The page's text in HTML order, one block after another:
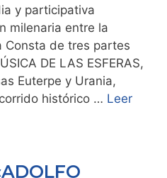
y participativa
milenaria entre la
Consta de tres partes
DE LAS ESFERAS,
Euterpe y Urania,
histórico … Leer